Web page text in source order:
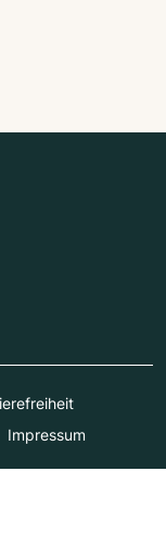
Impressum